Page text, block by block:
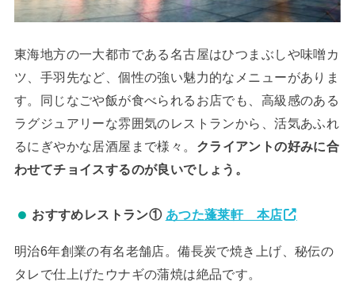
東海地方の一大都市である名古屋はひつまぶしや味噌カ
ツ、手羽先など、個性の強い魅力的なメニューがありま
す。同じなごや飯が食べられるお店でも、高級感のある
ラグジュアリーな雰囲気のレストランから、活気あふれ
るにぎやかな居酒屋まで様々。 クライアントの好みに合
わせてチョイスするのが良いでしょう。
おすすめレストラン① あつた蓬莱軒 本店
明治6年創業の有名老舗店。備長炭で焼き上げ、秘伝の
タレで仕上げたウナギの蒲焼は絶品です。